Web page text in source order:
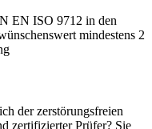
EN ISO 9712 in den
mindestens 2
der zerstörungsfreien
zertifizierter Prüfer? Sie